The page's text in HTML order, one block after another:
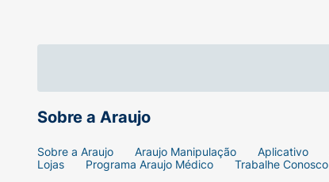
Sobre a Araujo
Sobre a Araujo Araujo Manipulação Aplicativo
Lojas
Programa Araujo Médico Trabalhe Conosco